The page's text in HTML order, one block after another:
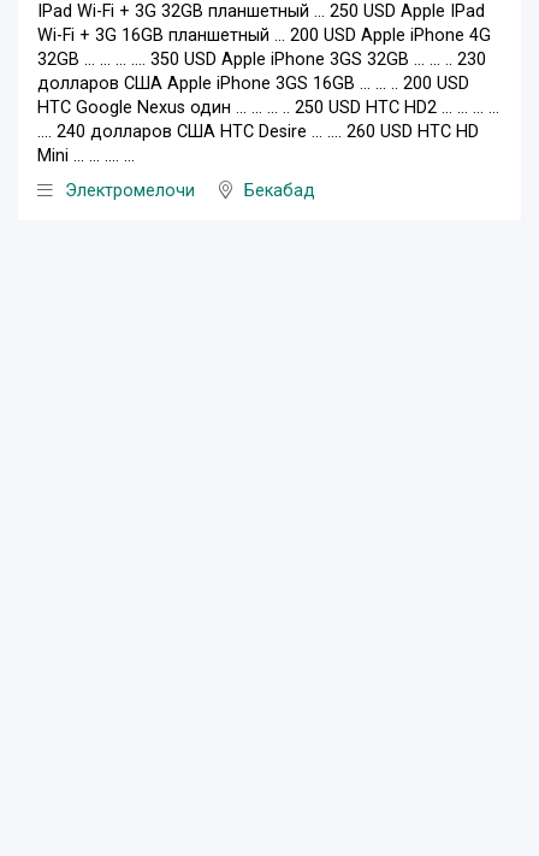
IPad Wi-Fi + 3G 32GB планшетный ... 250 USD Apple IPad
Wi-Fi + 3G 16GB планшетный ... 200 USD Apple iPhone 4G
32GB ... ... ... .... 350 USD Apple iPhone 3GS 32GB ... ... .. 230
долларов США Apple iPhone 3GS 16GB ... ... .. 200 USD
HTC Google Nexus один ... ... ... .. 250 USD HTC HD2 ... ... ... ...
.... 240 долларов США HTC Desire ... .... 260 USD HTC HD
Mini ... ... .... ...
Электромелочи
Бекабад